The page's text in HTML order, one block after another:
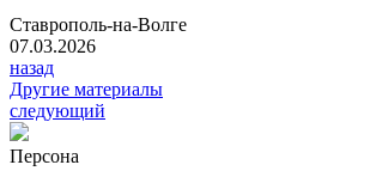
Ставрополь-на-Волге
07.03.2026
назад
Другие материалы
следующий
Персона